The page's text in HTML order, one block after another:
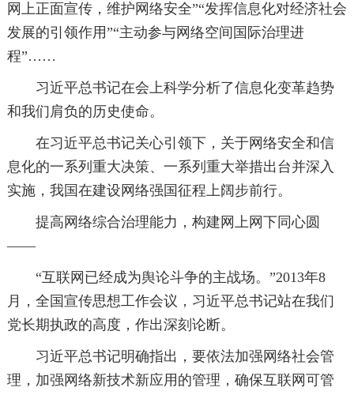
网上正面宣传，维护网络安全”“发挥信息化对经济社会
发展的引领作用”“主动参与网络空间国际治理进
程”……
习近平总书记在会上科学分析了信息化变革趋势
和我们肩负的历史使命。
在习近平总书记关心引领下，关于网络安全和信
息化的一系列重大决策、一系列重大举措出台并深入
实施，我国在建设网络强国征程上阔步前行。
提高网络综合治理能力，构建网上网下同心圆
——
“互联网已经成为舆论斗争的主战场。”2013年8
月，全国宣传思想工作会议，习近平总书记站在我们
党长期执政的高度，作出深刻论断。
习近平总书记明确指出，要依法加强网络社会管
理，加强网络新技术新应用的管理，确保互联网可管